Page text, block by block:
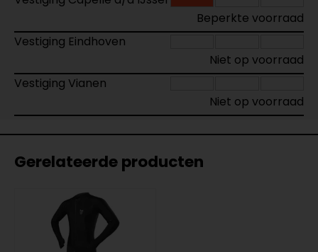
Beperkte voorraad
Vestiging Eindhoven
Niet op voorraad
Vestiging Vianen
Niet op voorraad
Gerelateerde producten